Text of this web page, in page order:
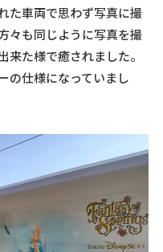
た車両で思わず写真に撮
々も同じように写真を撮
来た様で癒されました。
の仕様になっていまし